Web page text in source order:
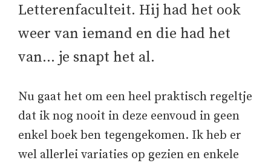
Letterenfaculteit. Hij had het ook
weer van iemand en die had het
van… je snapt het al.
Nu gaat het om een heel praktisch regeltje
dat ik nog nooit in deze eenvoud in geen
enkel boek ben tegengekomen. Ik heb er
wel allerlei variaties op gezien en enkele